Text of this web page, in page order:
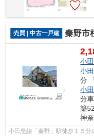
売買 | 中古一戸建 秦野市
小
小
分
小
分
築
神
小田急線「秦野」駅徒歩１５